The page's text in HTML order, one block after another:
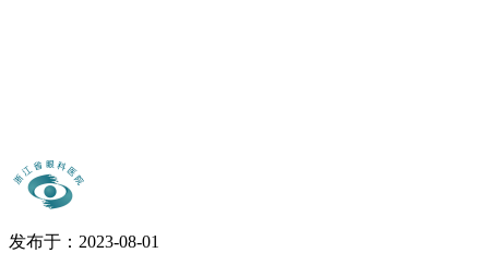
发布于：2023-08-01